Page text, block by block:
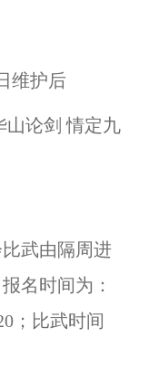
维护后
山论剑 情定九
比武由隔周进
报名时间为：
；比武时间